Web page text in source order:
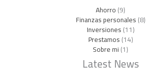
Ahorro(9)
Finanzas personales(8)
Inversiones(11)
Prestamos(14)
Sobre mi(1)
Latest News